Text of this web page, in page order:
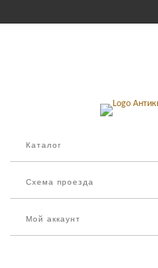
Каталог
Схема проезда
Мой аккаунт